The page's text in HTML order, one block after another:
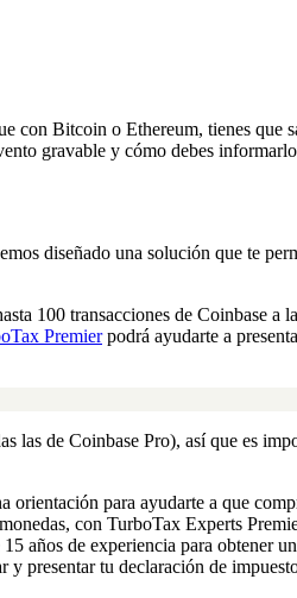
con Bitcoin o Ethereum, tienes que
gravable y cómo debes
diseñado una solución que te
100 transacciones de Coinbase a
Premierpodrá ayudarte a
las de Coinbase Pro), así que es
para ayudarte a que
con TurboTax Experts
años de experiencia para obtener
presentar tu declaración de